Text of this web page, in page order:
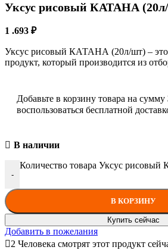
Уксус рисовый КАТАНА
1 .693 ₽
Уксус рисовый КАТАНА (20л/шт) – это
продукт, который производится из
Добавьте в корзину товара на сумму
воспользоваться бесплатной
В наличии
-
Количество товара Уксус
В КОРЗИНУ
Купить сейчас
Добавить в пожелания
2 Человека смотрят этот продукт